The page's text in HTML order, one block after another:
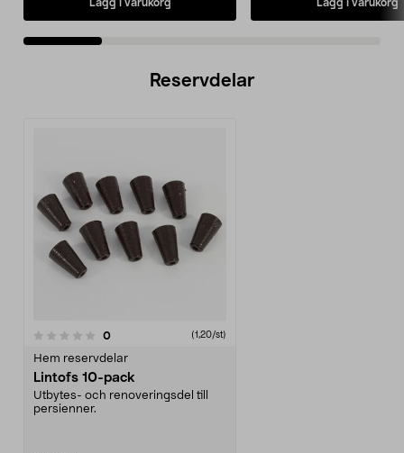
Lägg i varukorg Lägg i varukorg
Reservdelar
0recensioner (1,20/st)
Hem reservdelar
Lintofs 10-pack
Utbytes- och renoveringsdel till
persienner.